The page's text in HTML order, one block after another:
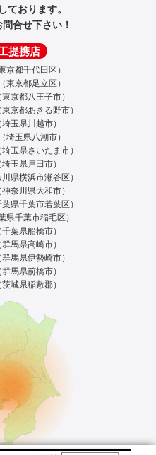
ております。
合せ下さい！
提携店
東京都千代田区）
（東京都足立区）
東京都八王子市）
東京都あきる野市）
埼玉県川越市）
（埼玉県八潮市）
埼玉県さいたま市）
埼玉県戸田市）
川県横浜市瀬谷区）
神奈川県大和市）
葉県千葉市若葉区）
県千葉市稲毛区）
千葉県船橋市）
群馬県高崎市）
群馬県伊勢崎市）
群馬県前橋市）
茨城県稲敷郡）